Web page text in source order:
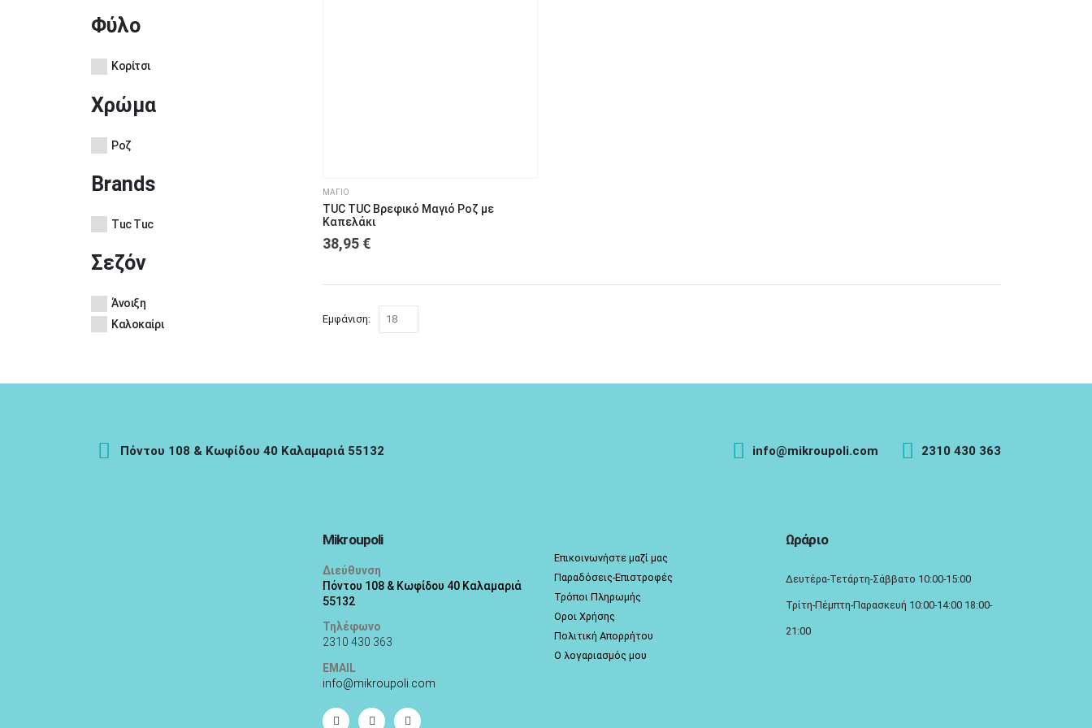
ΜΑΓΙΌ
TUC TUC Βρεφικό Μαγιό Ροζ με
Καπελάκι
38,95 €
Εμφάνιση:
Φύλο
Κορίτσι
Χρώμα
Ροζ
Brands
Tuc Tuc
Σεζόν
Άνοιξη
Καλοκαίρι
Πόντου 108 & Κωφίδου 40 Καλαμαριά 55132 info@mikroupoli.com 2310 430 363
Mikroupoli
Διεύθυνση
Πόντου 108 & Κωφίδου 40 Καλαμαριά
55132
Τηλέφωνο
2310 430 363
EMAIL
info@mikroupoli.com
Επικοινωνήστε μαζί μας
Παραδόσεις-Επιστροφές
Τρόποι Πληρωμής
Οροι Χρήσης
Πολιτική Απορρήτου
Ο λογαριασμός μου
Ωράριο
Δευτέρα-Τετάρτη-Σάββατο 10:00-15:00
Τρίτη-Πέμπτη-Παρασκευή 10:00-14:00 18:00-
21:00